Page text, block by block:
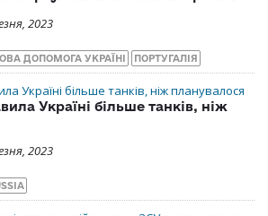
2023
ДОПОМОГА УКРАЇНІ ПОРТУГАЛІЯ
Україні більше танків, ніж
2023